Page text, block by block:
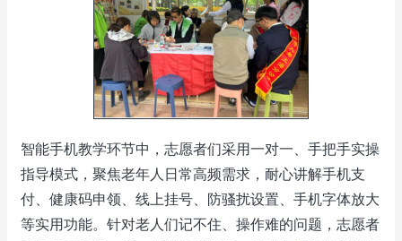
智能手机教学环节中，志愿者们采用一对一、手把手实操
指导模式，聚焦老年人日常高频需求，耐心讲解手机支
付、健康码申领、线上挂号、防骚扰设置、手机字体放大
等实用功能。针对老人们记不住、操作难的问题，志愿者